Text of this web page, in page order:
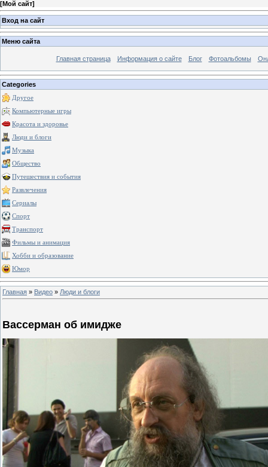
[Мой сайт]
Вход на сайт
Меню сайта
Главная страница Информация о сайте Блог Фотоальбомы
Categories
Другое
Компьютерные игры
Красота и здоровье
Люди и блоги
Музыка
Общество
Путешествия и события
Развлечения
Сериалы
Спорт
Транспорт
Фильмы и анимация
Хобби и образование
Юмор
Главная » Видео » Люди и блоги
Вассерман об имидже